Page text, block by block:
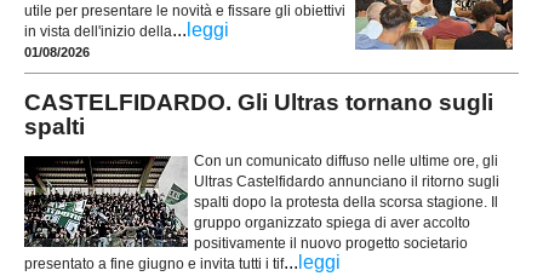
utile per presentare le novità e fissare gli obiettivi
in vista dell'inizio della... leggi
01/08/2026
CASTELFIDARDO. Gli Ultras tornano sugli
spalti
Con un comunicato diffuso nelle ultime ore, gli
Ultras Castelfidardo annunciano il ritorno sugli
spalti dopo la protesta della scorsa stagione. Il
gruppo organizzato spiega di aver accolto
positivamente il nuovo progetto societario
presentato a fine giugno e invita tutti i tif... leggi